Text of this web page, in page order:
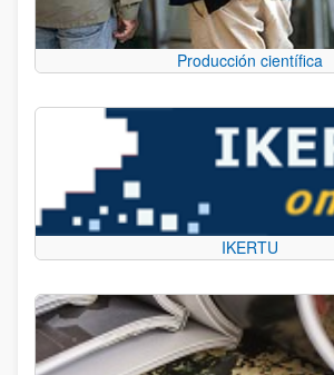
Producción científica
IKERTU